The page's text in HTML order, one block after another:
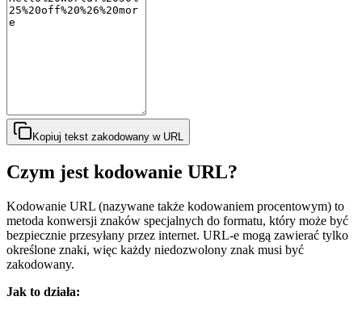
Kopiuj tekst zakodowany w URL
Czym jest kodowanie URL?
Kodowanie URL (nazywane także kodowaniem procentowym) to
metoda konwersji znaków specjalnych do formatu, który może być
bezpiecznie przesyłany przez internet. URL-e mogą zawierać tylko
określone znaki, więc każdy niedozwolony znak musi być
zakodowany.
Jak to działa: